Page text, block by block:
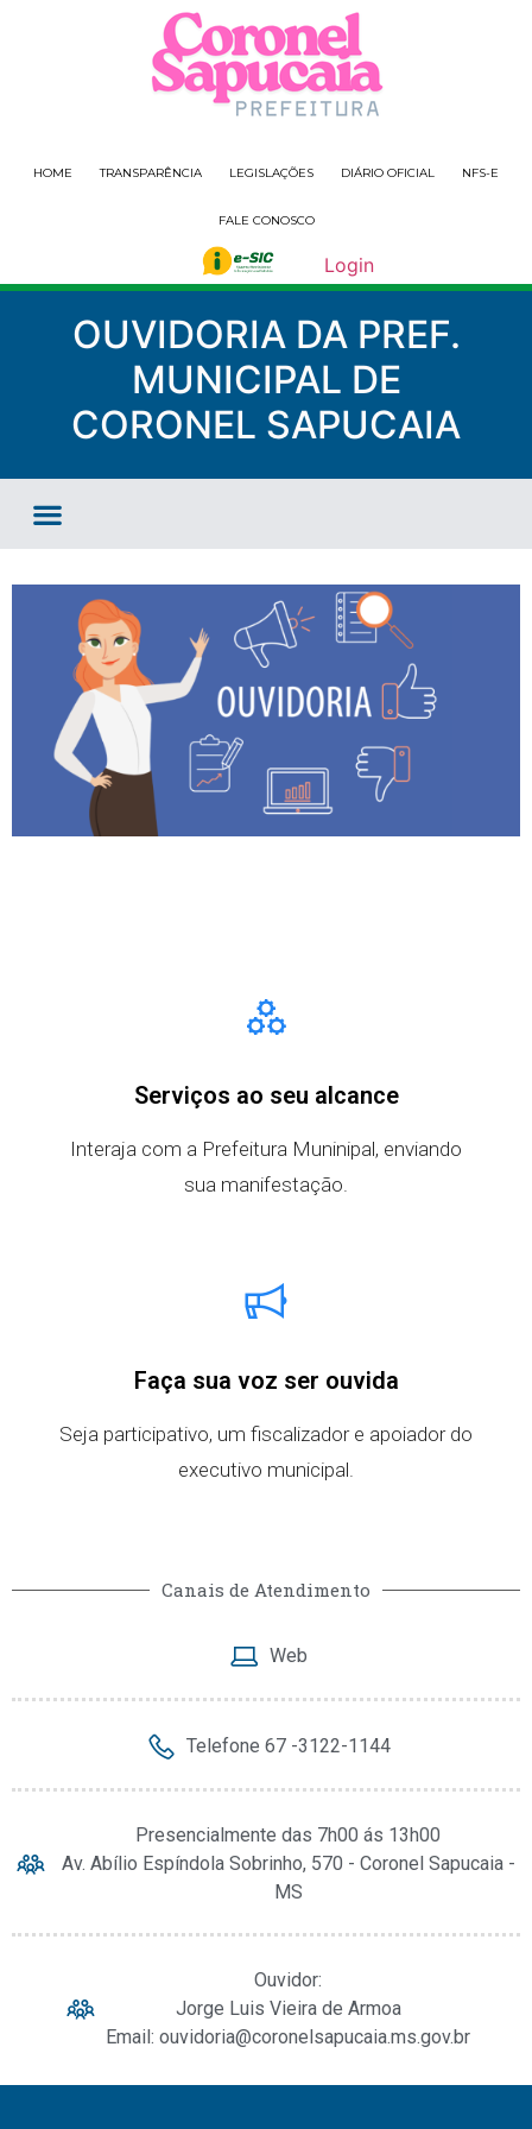
HOME TRANSPARÊNCIA LEGISLAÇÕES DIÁRIO OFICIAL NFS-E
FALE CONOSCO
Login
OUVIDORIA DA PREF.
MUNICIPAL DE
CORONEL SAPUCAIA
Serviços ao seu alcance
Interaja com a Prefeitura Muninipal, enviando
sua manifestação.
Faça sua voz ser ouvida
Seja participativo, um fiscalizador e apoiador do
executivo municipal.
Canais de Atendimento
Web
Telefone 67 -3122-1144
Presencialmente das 7h00 ás 13h00
Av. Abílio Espíndola Sobrinho, 570 - Coronel Sapucaia -
MS
Ouvidor:
Jorge Luis Vieira de Armoa
Email: ouvidoria@coronelsapucaia.ms.gov.br